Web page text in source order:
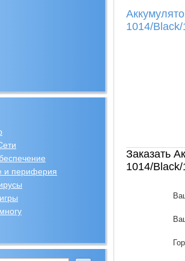
и периферия
1014/
Заказать
1014/